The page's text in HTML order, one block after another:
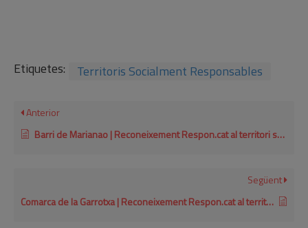
Etiquetes: Territoris Socialment Responsables
Anterior
Barri de Marianao | Reconeixement Respon.cat al territori socialment responsable 2018
Següent
Comarca de la Garrotxa | Reconeixement Respon.cat al territori socialment responsable 2015